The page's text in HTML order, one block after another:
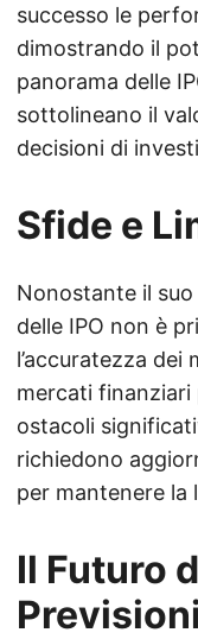
successo le
dimostrando il
panorama delle
sottolineano il
decisioni di
Sfide e
Nonostante il suo
delle IPO non è
l’accuratezza dei
mercati
ostacoli
richiedono
per mantenere la
Il Futuro